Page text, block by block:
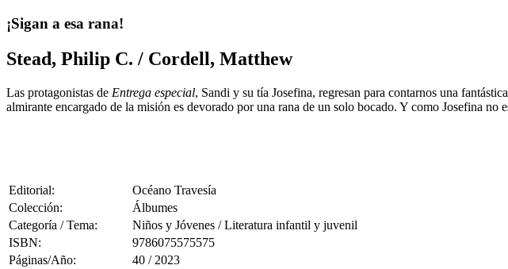
¡Sigan a esa rana!
Stead, Philip C. / Cordell, Matthew
Las protagonistas de Entrega especial, Sandi y su tía Josefina, regresan para contarnos una
almirante encargado de la misión es devorado por una rana de un solo bocado. Y como Josefina
Editorial:
Océano Travesía
Colección:
Álbumes
Categoría / Tema:
Niños y Jóvenes / Literatura infantil y juvenil
ISBN:
9786075575575
Páginas/Año:
40 / 2023